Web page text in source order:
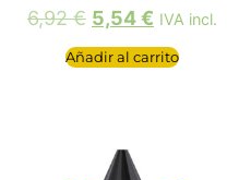
6,92€ 5,54€ IVA incl.
Añadir al carrito